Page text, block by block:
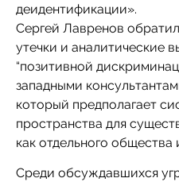
деидентификации».
Сергей Лавренов
утечки и аналитические
“позитивной
западными
который предполагает
пространства для
как отдельного общества
Среди обсуждавшихся